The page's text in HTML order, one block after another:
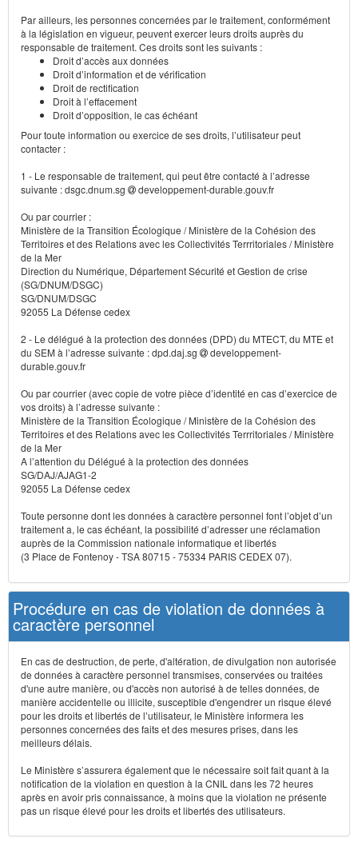
Par ailleurs, les personnes concernées par le traitement, conformément
à la législation en vigueur, peuvent exercer leurs droits auprès du
responsable de traitement. Ces droits sont les suivants :
Droit d’accès aux données
Droit d’information et de vérification
Droit de rectification
Droit à l’effacement
Droit d’opposition, le cas échéant
Pour toute information ou exercice de ses droits, l’utilisateur peut
contacter :
1 - Le responsable de traitement, qui peut être contacté à l’adresse
suivante : dsgc.dnum.sg
developpement-durable.gouv.fr
Ou par courrier :
Ministère de la Transition Écologique / Ministère de la Cohésion des
Territoires et des Relations avec les Collectivités Terrritoriales / Ministère
de la Mer
Direction du Numérique, Département Sécurité et Gestion de crise
(SG/DNUM/DSGC)
SG/DNUM/DSGC
92055 La Défense cedex
2 - Le délégué à la protection des données (DPD) du MTECT, du MTE et
du SEM à l’adresse suivante : dpd.daj.sg
developpement-
durable.gouv.fr
Ou par courrier (avec copie de votre pièce d’identité en cas d’exercice de
vos droits) à l’adresse suivante :
Ministère de la Transition Écologique / Ministère de la Cohésion des
Territoires et des Relations avec les Collectivités Terrritoriales / Ministère
de la Mer
A l’attention du Délégué à la protection des données
SG/DAJ/AJAG1-2
92055 La Défense cedex
Toute personne dont les données à caractère personnel font l’objet d’un
traitement a, le cas échéant, la possibilité d’adresser une réclamation
auprès de la Commission nationale informatique et libertés
(3 Place de Fontenoy - TSA 80715 - 75334 PARIS CEDEX 07).
Procédure en cas de violation de données à
caractère personnel
En cas de destruction, de perte, d'altération, de divulgation non autorisée
de données à caractère personnel transmises, conservées ou traitées
d'une autre manière, ou d'accès non autorisé à de telles données, de
manière accidentelle ou illicite, susceptible d'engendrer un risque élevé
pour les droits et libertés de l’utilisateur, le Ministère informera les
personnes concernées des faits et des mesures prises, dans les
meilleurs délais.
Le Ministère s’assurera également que le nécessaire soit fait quant à la
notification de la violation en question à la CNIL dans les 72 heures
après en avoir pris connaissance, à moins que la violation ne présente
pas un risque élevé pour les droits et libertés des utilisateurs.